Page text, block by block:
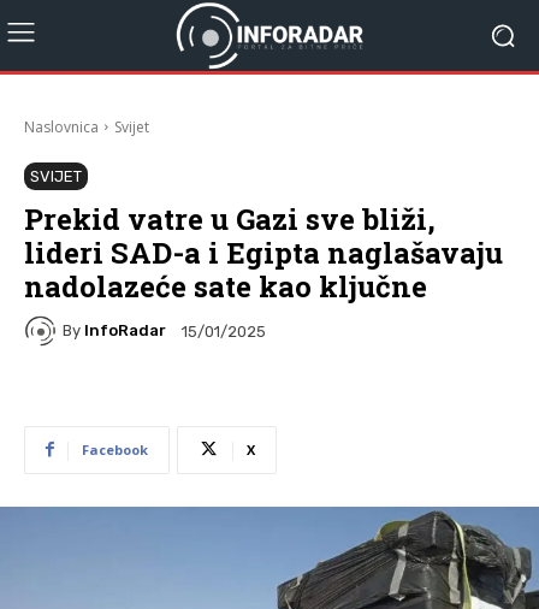
Naslovnica Svijet
SVIJET
Prekid vatre u Gazi sve bliži,
lideri SAD-a i Egipta naglašavaju
nadolazeće sate kao ključne
By InfoRadar 15/01/2025
Facebook X